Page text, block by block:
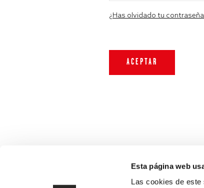
Esta página web
Las cookies de
¿Has olvidado tu